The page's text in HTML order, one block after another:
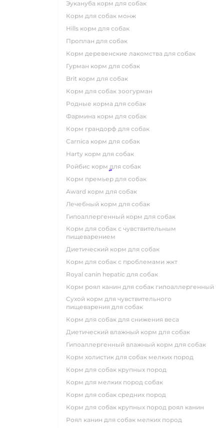
эукануба корм для собак
корм для собак монж
hills корм для собак
проплан для собак
корм деревенские лакомства для собак
гурман корм для собак
brit корм для собак
корм для собак зоогурман
родные корма для собак
фармина корм для собак
корм грандорф для собак
carnica корм для собак
harty корм для собак
ройбис корм для собак
корм премьер для собак
award корм для собак
лечебный корм для собак
гипоаллергенный корм для собак
корм для собак с чувствительным
пищеварением
диетический корм для собак
корм для собак с проблемами жкт
royal canin hepatic для собак
корм роял канин для собак гипоаллергенный
сухой корм для чувствительного
пищеварения для собак
корм для собак для снижения веса
диетический влажный корм для собак
гипоаллергенный влажный корм для собак
корм холистик для собак мелких пород
корм для собак крупных пород
корм для мелких пород собак
корм для собак средних пород
корм для собак крупных пород роял канин
роял канин для собак мелких пород